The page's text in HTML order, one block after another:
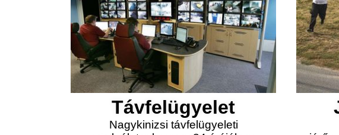
Távfelügyelet
Nagykinizsi távfelügyeleti